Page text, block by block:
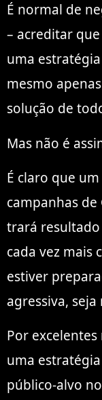
É normal de
– acreditar
uma
mesmo
solução de
Mas não é
É claro que
campanhas
trará
cada vez mais
estiver
agressiva,
Por
uma
público-alvo